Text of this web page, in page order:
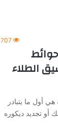
707
الطلاء
هي أول ما يتبادر
أو تجديد ديكوره